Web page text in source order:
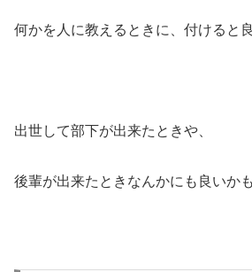
何かを人に教えるときに、付けると
出世して部下が出来たときや、
後輩が出来たときなんかにも良いか